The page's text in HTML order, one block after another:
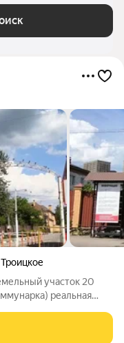
участок 20
реальная
к